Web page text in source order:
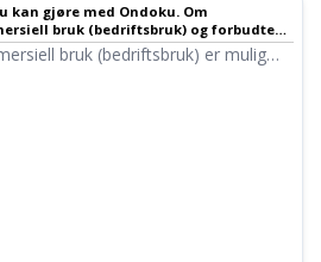
kan gjøre med Ondoku. Om
bruk (bedriftsbruk) og forbudte
| Tekst-til-tale-programvare
bruk (bedriftsbruk) er mulig